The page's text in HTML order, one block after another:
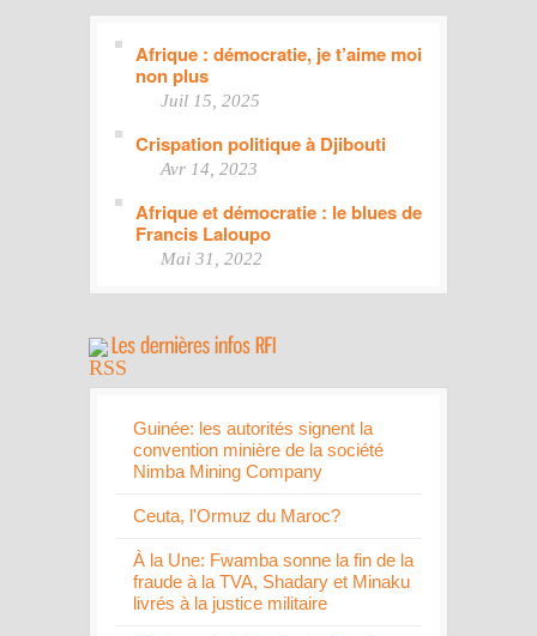
Afrique : démocratie, je t’aime moi
non plus
Juil 15, 2025
Crispation politique à Djibouti
Avr 14, 2023
Afrique et démocratie : le blues de
Francis Laloupo
Mai 31, 2022
Guinée: les autorités signent la
convention minière de la société
Nimba Mining Company
Ceuta, l'Ormuz du Maroc?
À la Une: Fwamba sonne la fin de la
fraude à la TVA, Shadary et Minaku
livrés à la justice militaire